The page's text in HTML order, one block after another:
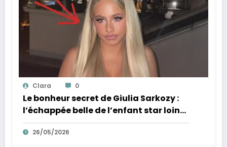
Clara 0
Le bonheur secret de Giulia Sarkozy :
l’échappée belle de l’enfant star loin
des tumultes familiaux.
26/05/2026